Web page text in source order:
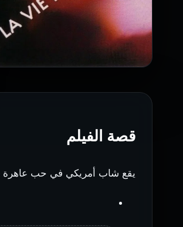
قصة الفيلم
يقع شاب أمريكي في حب عاهرة